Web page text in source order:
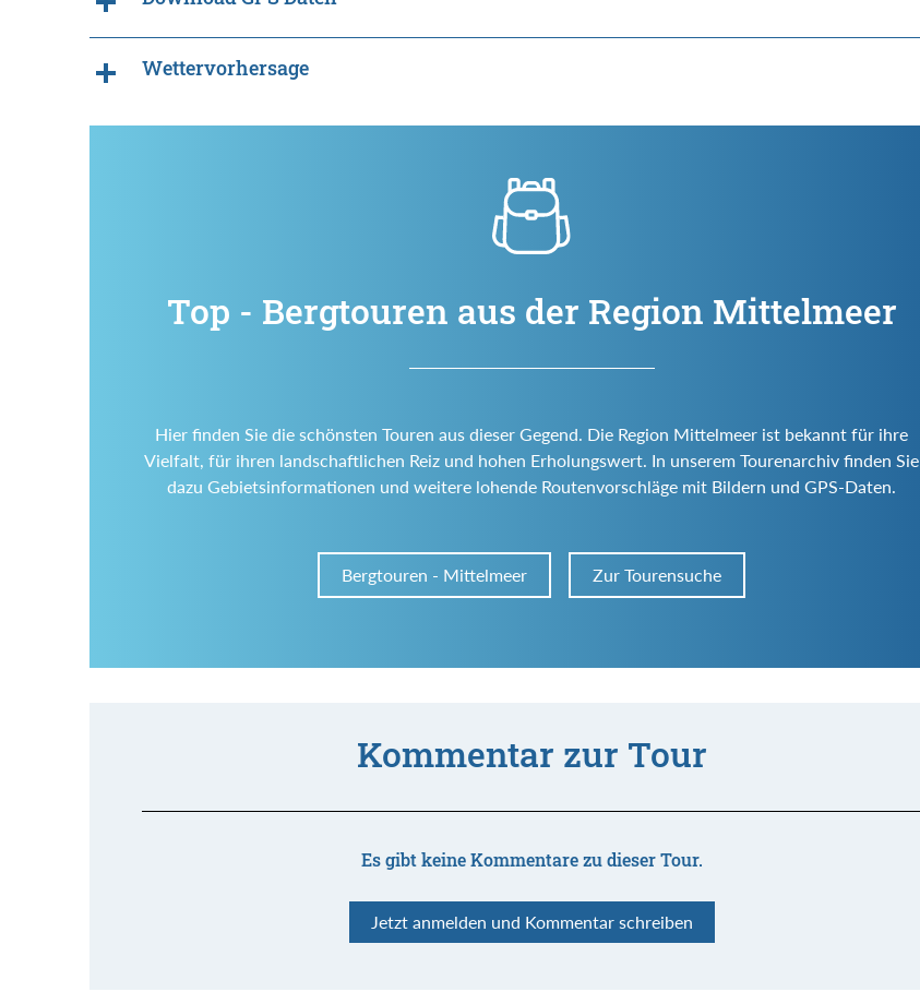
Wettervorhersage
Top - Bergtouren aus der Region Mittelmeer
Hier finden Sie die schönsten Touren aus dieser Gegend. Die Region Mittelmeer ist bekannt für ihre
Vielfalt, für ihren landschaftlichen Reiz und hohen Erholungswert. In unserem Tourenarchiv finden Sie
dazu Gebietsinformationen und weitere lohende Routenvorschläge mit Bildern und GPS-Daten.
Bergtouren - Mittelmeer Zur Tourensuche
Kommentar zur Tour
Es gibt keine Kommentare zu dieser Tour.
Jetzt anmelden und Kommentar schreiben